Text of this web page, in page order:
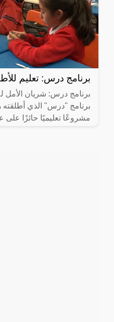
برنامج درس: تعليم
برنامج درس: شريان الأمل
مشروعًا تعليميًا حائزًا